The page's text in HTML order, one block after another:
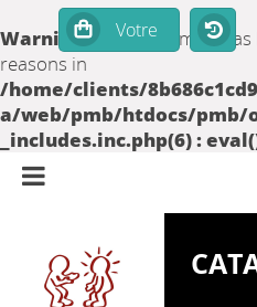
Warning: set_time_limit()
reasons in
/home/clients/
a/web/pmb/htdocs/pmb/
_includes.inc.php(6) :